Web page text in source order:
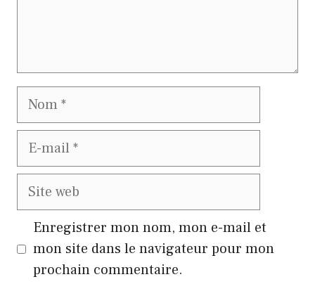
Nom
E-
mail
Site
web
Enregistrer mon nom, mon e-mail et
mon site dans le navigateur pour mon
prochain commentaire.